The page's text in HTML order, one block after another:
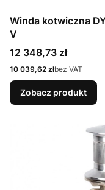
Winda kotwiczna
V
Cena
12 348,73 zł
Cena
10 039,62 złbez VAT
Zobacz produkt